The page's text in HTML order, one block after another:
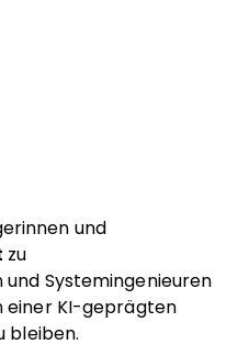
und
zu
und Systemingenieuren
einer KI-geprägten
bleiben.